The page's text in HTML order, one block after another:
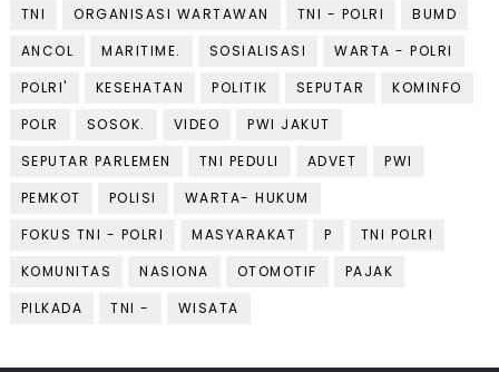
TNI
ORGANISASI WARTAWAN TNI - POLRI
BUMD
ANCOL
MARITIME. SOSIALISASI
WARTA - POLRI
POLRI'
KESEHATAN POLITIK SEPUTAR
KOMINFO
POLR
SOSOK. VIDEO
PWI JAKUT
SEPUTAR PARLEMEN
TNI PEDULI ADVET
PWI
PEMKOT
POLISI
WARTA- HUKUM
FOKUS TNI - POLRI
MASYARAKAT P
TNI POLRI
KOMUNITAS
NASIONA OTOMOTIF
PAJAK
PILKADA
TNI - WISATA